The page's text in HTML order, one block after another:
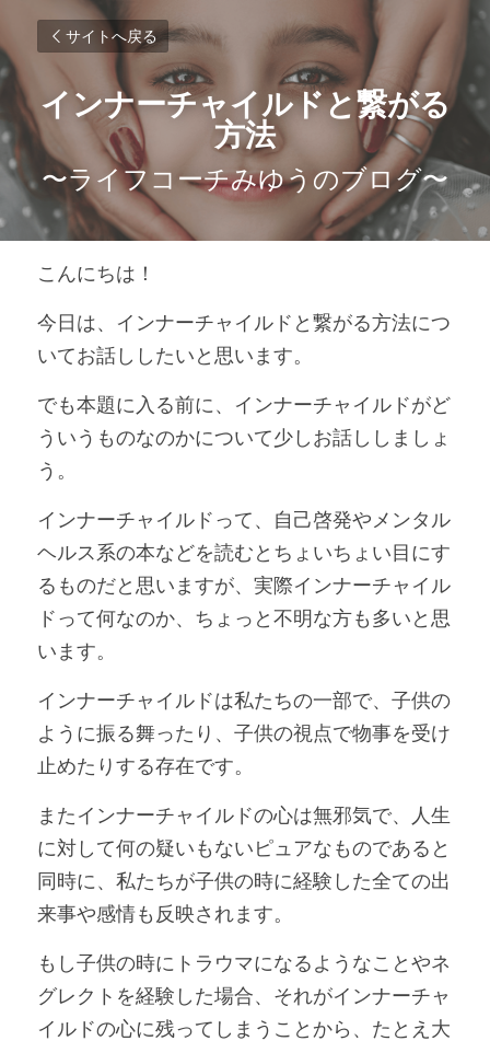
サイトへ戻る
インナーチャイルドと繋がる
方法
〜ライフコーチみゆうのブログ〜
こんにちは！
今日は、インナーチャイルドと繋がる方法につ
いてお話ししたいと思います。
でも本題に入る前に、インナーチャイルドがど
ういうものなのかについて少しお話ししましょ
う。
インナーチャイルドって、自己啓発やメンタル
ヘルス系の本などを読むとちょいちょい目にす
るものだと思いますが、実際インナーチャイル
ドって何なのか、ちょっと不明な方も多いと思
います。
インナーチャイルドは私たちの一部で、子供の
ように振る舞ったり、子供の視点で物事を受け
止めたりする存在です。
またインナーチャイルドの心は無邪気で、人生
に対して何の疑いもないピュアなものであると
同時に、私たちが子供の時に経験した全ての出
来事や感情も反映されます。
もし子供の時にトラウマになるようなことやネ
グレクトを経験した場合、それがインナーチャ
イルドの心に残ってしまうことから、たとえ大